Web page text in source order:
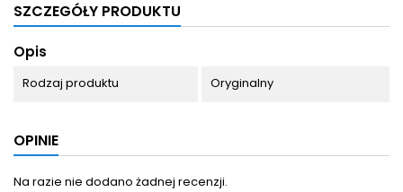
SZCZEGÓŁY PRODUKTU
Opis
Rodzaj produktu Oryginalny
OPINIE
Na razie nie dodano żadnej recenzji.